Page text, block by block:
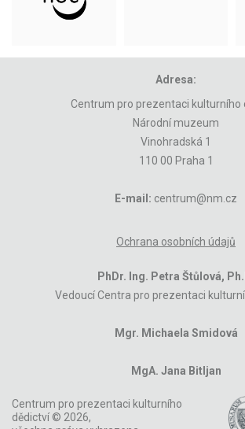
Adresa:
Centrum pro prezentaci kulturního
Národní muzeum
Vinohradská 1
110 00 Praha 1
E-mail: centrum@nm.cz
Ochrana osobních údajů
PhDr. Ing. Petra Štůlová,
Vedoucí Centra pro prezentaci
Mgr. Michaela Smidová
MgA. Jana Bitljan
Centrum pro prezentaci kulturního
dědictví © 2026,